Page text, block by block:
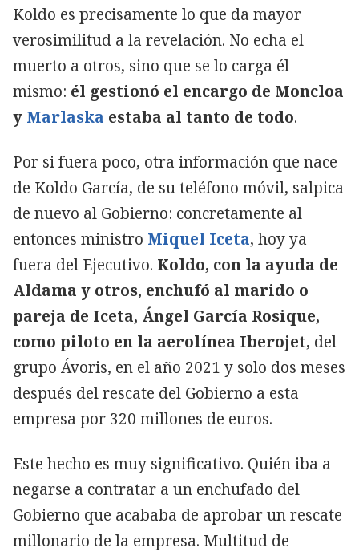
Koldo es precisamente lo que da mayor
verosimilitud a la revelación. No echa el
muerto a otros, sino que se lo carga él
mismo: él gestionó el encargo de Moncloa
y Marlaska estaba al tanto de todo.
Por si fuera poco, otra información que nace
de Koldo García, de su teléfono móvil, salpica
de nuevo al Gobierno: concretamente al
entonces ministro Miquel Iceta, hoy ya
fuera del Ejecutivo. Koldo, con la ayuda de
Aldama y otros, enchufó al marido o
pareja de Iceta, Ángel García Rosique,
como piloto en la aerolínea Iberojet, del
grupo Ávoris, en el año 2021 y solo dos meses
después del rescate del Gobierno a esta
empresa por 320 millones de euros.
Este hecho es muy significativo. Quién iba a
negarse a contratar a un enchufado del
Gobierno que acababa de aprobar un rescate
millonario de la empresa. Multitud de